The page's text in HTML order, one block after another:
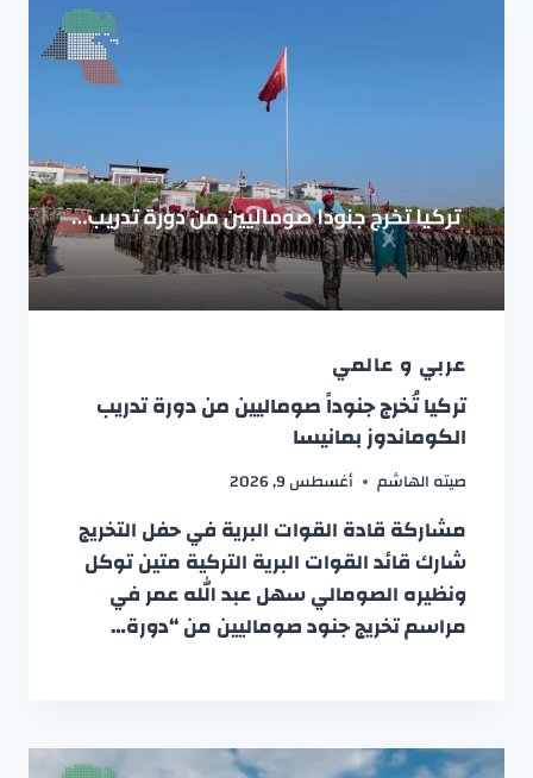
عربي و عالمي
تركيا تُخرج جنوداً صوماليين من دورة تدريب
الكوماندوز بمانيسا
صيته الهاشم أغسطس 9, 2026
مشاركة قادة القوات البرية في حفل التخريج
شارك قائد القوات البرية التركية متين توكل
ونظيره الصومالي سهل عبد الله عمر في
مراسم تخريج جنود صوماليين من “دورة…